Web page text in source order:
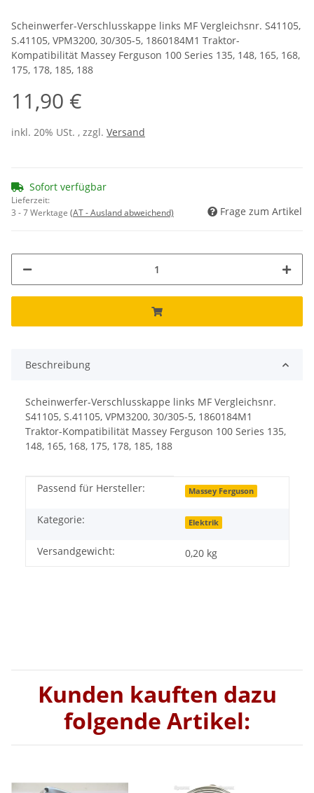
Scheinwerfer-Verschlusskappe links MF Vergleichsnr. S41105,
S.41105, VPM3200, 30/305-5, 1860184M1 Traktor-
Kompatibilität Massey Ferguson 100 Series 135, 148, 165, 168,
175, 178, 185, 188
11,90 €
inkl. 20% USt. , zzgl. Versand
Sofort verfügbar
Lieferzeit:
3 - 7 Werktage (AT - Ausland abweichend) Frage zum Artikel
Beschreibung
Scheinwerfer-Verschlusskappe links MF Vergleichsnr.
S41105, S.41105, VPM3200, 30/305-5, 1860184M1
Traktor-Kompatibilität Massey Ferguson 100 Series 135,
148, 165, 168, 175, 178, 185, 188
Produkteigenschaft
Wert
Passend für Hersteller: Massey Ferguson
Kategorie: Elektrik
Versandgewicht: 0,20 kg
Kunden kauften dazu
folgende Artikel: